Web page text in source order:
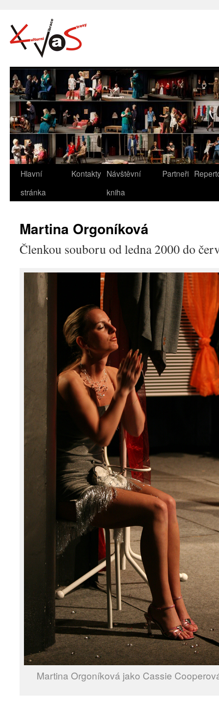
Hlavní
stránka
Kontakty Návštěvní
kniha
Partneři
Martina Orgoníková
Členkou souboru od ledna 2000 do
Martina Orgoníková jako Cassie